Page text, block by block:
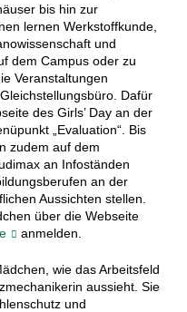
bis hin zur
lernen Werkstoffkunde,
und
dem Campus oder zu
Veranstaltungen
Dafür
des Girls’ Day an der
„Evaluation“. Bis
zudem auf dem
an Infoständen
an der
Aussichten stellen.
über die Webseite
anmelden.
wie das Arbeitsfeld
aussieht. Sie
und